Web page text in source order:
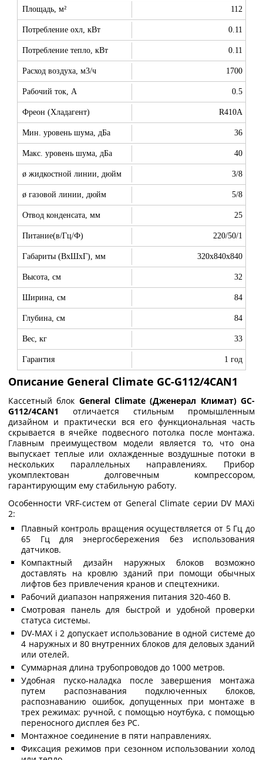
Площадь, м² 112
Потребление охл, кВт 0.11
Потребление тепло, кВт 0.11
Расход воздуха, м3/ч 1700
Рабочий ток, А 0.5
Фреон (Хладагент) R410A
Мин. уровень шума, дБа 36
Макс. уровень шума, дБа 40
ø жидкостной линии, дюйм 3/8
ø газовой линии, дюйм 5/8
Отвод конденсата, мм 25
Питание(в/Гц/Ф) 220/50/1
Габариты (ВxШxГ), мм 320x840x840
Высота, см 32
Ширина, см 84
Глубина, см 84
Вес, кг 33
Гарантия 1 год
Описание General Climate GC-G112/4CAN1
Кассетный блок GeneralClimate (Дженерал Климат) GC-
G112/4CAN1
отличается стильным промышленным
дизайном и практически вся его функциональная часть
скрывается в ячейке подвесного потолка после монтажа.
Главным преимуществом модели является то, что она
выпускает теплые или охлажденные воздушные потоки в
нескольких параллельных направлениях. Прибор
укомплектован долговечным компрессором,
гарантирующим ему стабильную работу.
Особенности VRF-систем от General Climate серии DV MAXi
2:
Плавный контроль вращения осуществляется от 5 Гц до
65 Гц для энергосбережения без использования
датчиков.
Компактный дизайн наружных блоков возможно
доставлять на кровлю зданий при помощи обычных
лифтов без привлечения кранов и спецтехники.
Рабочий диапазон напряжения питания 320-460 В.
Смотровая панель для быстрой и удобной проверки
статуса системы.
DV-MAX i 2 допускает использование в одной системе до
4 наружных и 80 внутренних блоков для деловых зданий
или отелей.
Суммарная длина трубопроводов до 1000 метров.
Удобная пуско-наладка после завершения монтажа
путем распознавания подключенных блоков,
распознаванию ошибок, допущенных при монтаже в
трех режимах: ручной, с помощью ноутбука, с помощью
переносного дисплея без PC.
Монтажное соединение в пяти направлениях.
Фиксация режимов при сезонном использовании холод